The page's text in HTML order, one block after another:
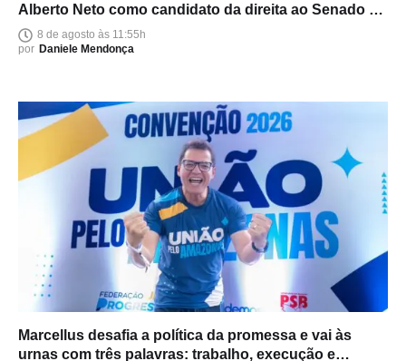
Alberto Neto como candidato da direita ao Senado no
Amazonas
8 de agosto às 11:55h
por Daniele Mendonça
Marcellus desafia a política da promessa e vai às
urnas com três palavras: trabalho, execução e